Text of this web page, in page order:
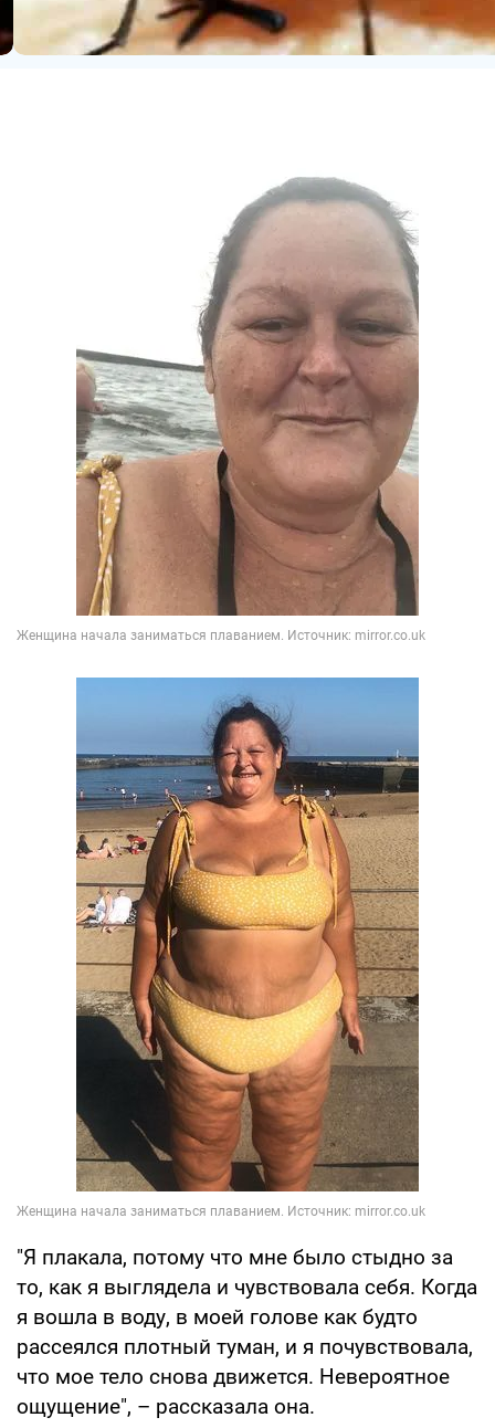
"Я плакала, потому что мне было стыдно за
то, как я выглядела и чувствовала себя. Когда
я вошла в воду, в моей голове как будто
рассеялся плотный туман, и я почувствовала,
что мое тело снова движется. Невероятное
ощущение", – рассказала она.